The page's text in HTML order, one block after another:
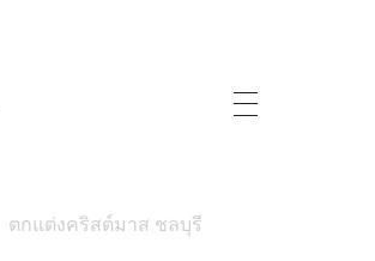
ตกแต่งคริสต์มาส ชลบุรี